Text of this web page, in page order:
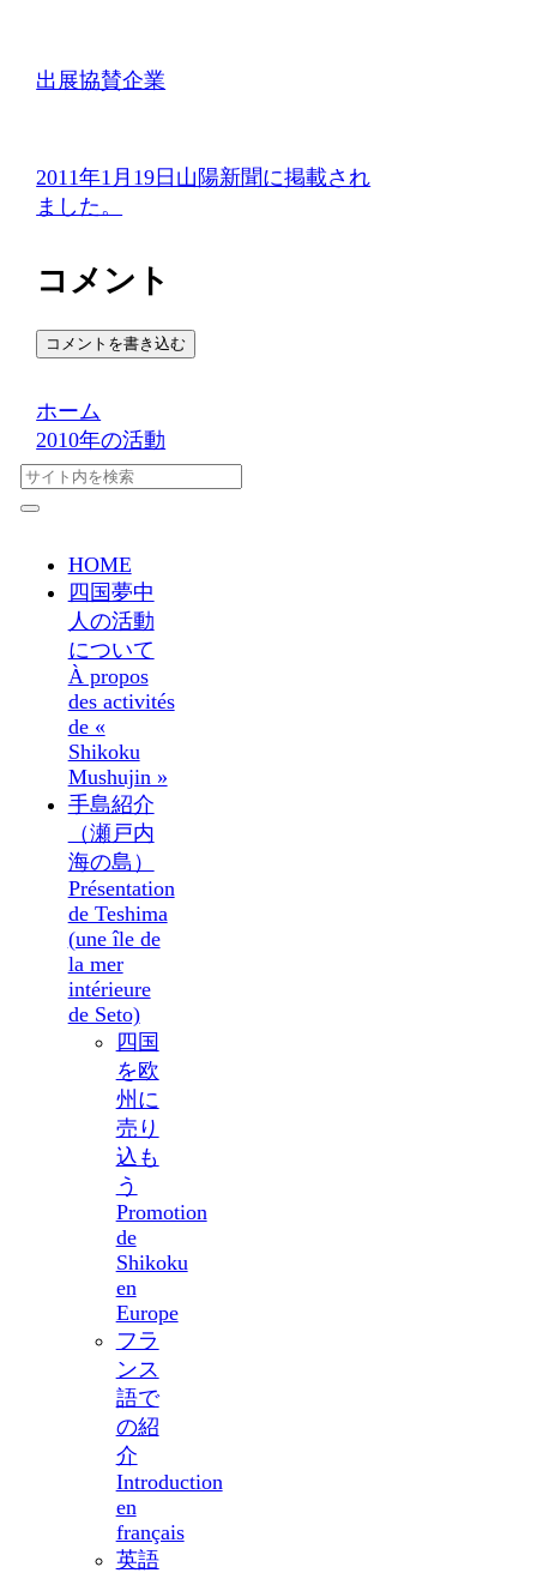
出展協賛企業
2011年1月19日山陽新聞に掲載され
ました。
コメント
コメントを書き込む
ホーム
2010年の活動
HOME
四国夢中
人の活動
について
À propos
des activités
de «
Shikoku
Mushujin »
手島紹介
（瀬戸内
海の島）
Présentation
de Teshima
(une île de
la mer
intérieure
de Seto)
四国
を欧
州に
売り
込も
う
Promotion
de
Shikoku
en
Europe
フラ
ンス
語で
の紹
介
Introduction
en
français
英語